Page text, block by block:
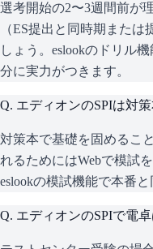
選考開始の2〜3週間前が
（ES提出と同時期また
しょう。eslookのドリル
分に実力がつきます。
Q. エディオンのSPIは対
対策本で基礎を固めるこ
れるためにはWebで模試
eslookの模試機能で本番
Q. エディオンのSPIで電